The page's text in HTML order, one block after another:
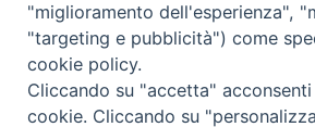
Copyright © 2019 - Tutti i
Trentina Editrice
"miglioramento dell'esperienza",
"targeting e pubblicità") come
cookie policy.
Cliccando su "accetta"
cookie. Cliccando su